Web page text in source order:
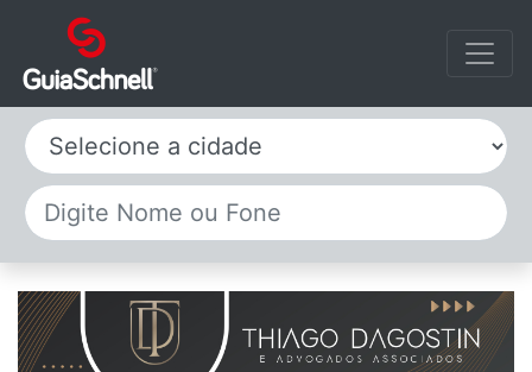
Selecione a cidade